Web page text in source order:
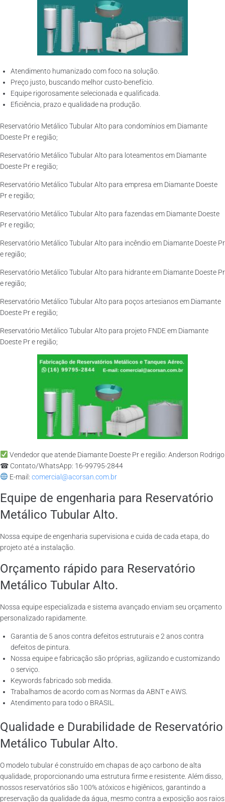
Atendimento humanizado com foco na solução.
Preço justo, buscando melhor custo-benefício.
Equipe rigorosamente selecionada e qualificada.
Eficiência, prazo e qualidade na produção.
Reservatório Metálico Tubular Alto para condomínios em Diamante
Doeste Pr e região;
Reservatório Metálico Tubular Alto para loteamentos em Diamante
Doeste Pr e região;
Reservatório Metálico Tubular Alto para empresa em Diamante Doeste
Pr e região;
Reservatório Metálico Tubular Alto para fazendas em Diamante Doeste
Pr e região;
Reservatório Metálico Tubular Alto para incêndio em Diamante Doeste Pr
e região;
Reservatório Metálico Tubular Alto para hidrante em Diamante Doeste Pr
e região;
Reservatório Metálico Tubular Alto para poços artesianos em Diamante
Doeste Pr e região;
Reservatório Metálico Tubular Alto para projeto FNDE em Diamante
Doeste Pr e região;
Vendedor que atende Diamante Doeste Pr e região: Anderson Rodrigo
☎ Contato/WhatsApp: 16-99795-2844
E-mail: comercial@acorsan.com.br
Equipe de engenharia para Reservatório
Metálico Tubular Alto.
Nossa equipe de engenharia supervisiona e cuida de cada etapa, do
projeto até a instalação.
Orçamento rápido para Reservatório
Metálico Tubular Alto.
Nossa equipe especializada e sistema avançado enviam seu orçamento
personalizado rapidamente.
Garantia de 5 anos contra defeitos estruturais e 2 anos contra
defeitos de pintura.
Nossa equipe e fabricação são próprias, agilizando e customizando
o serviço.
Keywords fabricado sob medida.
Trabalhamos de acordo com as Normas da ABNT e AWS.
Atendimento para todo o BRASIL.
Qualidade e Durabilidade de Reservatório
Metálico Tubular Alto.
O modelo tubular é construído em chapas de aço carbono de alta
qualidade, proporcionando uma estrutura firme e resistente. Além disso,
nossos reservatórios são 100% atóxicos e higiênicos, garantindo a
preservação da qualidade da água, mesmo contra a exposição aos raios